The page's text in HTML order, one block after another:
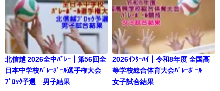
北信越 2026全中ﾊﾞﾚｰ｜第56回全
日本中学校ﾊﾞﾚｰﾎﾞｰﾙ選手権大会
ﾌﾞﾛｯｸ予選 男子結果
2026ｲﾝﾀｰﾊｲ｜令和8年度 全国高
等学校総合体育大会ﾊﾞﾚｰﾎﾞｰﾙ
女子試合結果